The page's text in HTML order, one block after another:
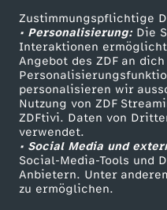
Zustimmungspflichtige
• Personalisierung:Die
Interaktionen
Angebot des ZDF an
personalisieren wir
Nutzung von ZDF
ZDFtivi. Daten von
verwendet.
• Social Media und
Social-Media-Tools und
Anbietern. Unter
zu ermöglichen.
Livestreams
Sendungen A-Z
TV-Programm
ZDF Unternehmen
Karriere